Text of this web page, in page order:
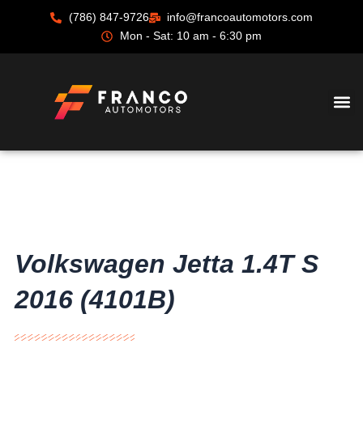
contenido
(786) 847-9726
info@francoautomotors.com
Mon - Sat: 10 am - 6:30 pm
Volkswagen Jetta 1.4T S
2016 (4101B)